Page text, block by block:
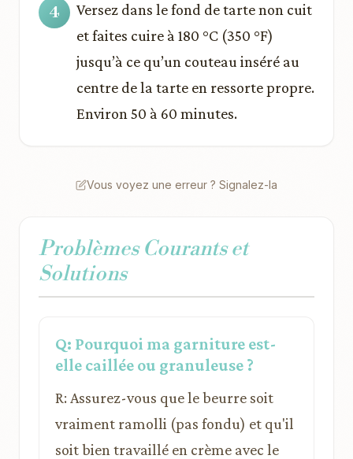
Versez dans le fond de tarte non cuit
et faites cuire à 180 °C (350 °F)
jusqu’à ce qu’un couteau inséré au
centre de la tarte en ressorte propre.
Environ 50 à 60 minutes.
Vous voyez une erreur ? Signalez-la
Problèmes Courants et
Solutions
Q: Pourquoi ma garniture est-
elle caillée ou granuleuse ?
R: Assurez-vous que le beurre soit
vraiment ramolli (pas fondu) et qu'il
soit bien travaillé en crème avec le